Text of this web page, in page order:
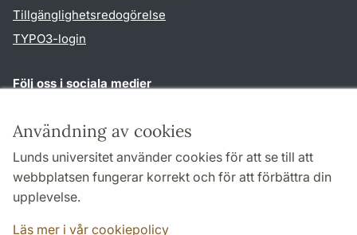
Användning av cookies
Lunds universitet använder cookies för att se till att
webbplatsen fungerar korrekt och för att förbättra din
upplevelse.
Läs mer i vår cookiepolicy
Tillgänglighetsredogörelse
TYPO3-login
Följ oss i sociala medier